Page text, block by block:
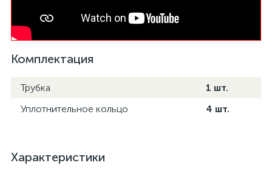
Комплектация
Трубка
1 шт.
Уплотнительное кольцо
4 шт.
Характеристики